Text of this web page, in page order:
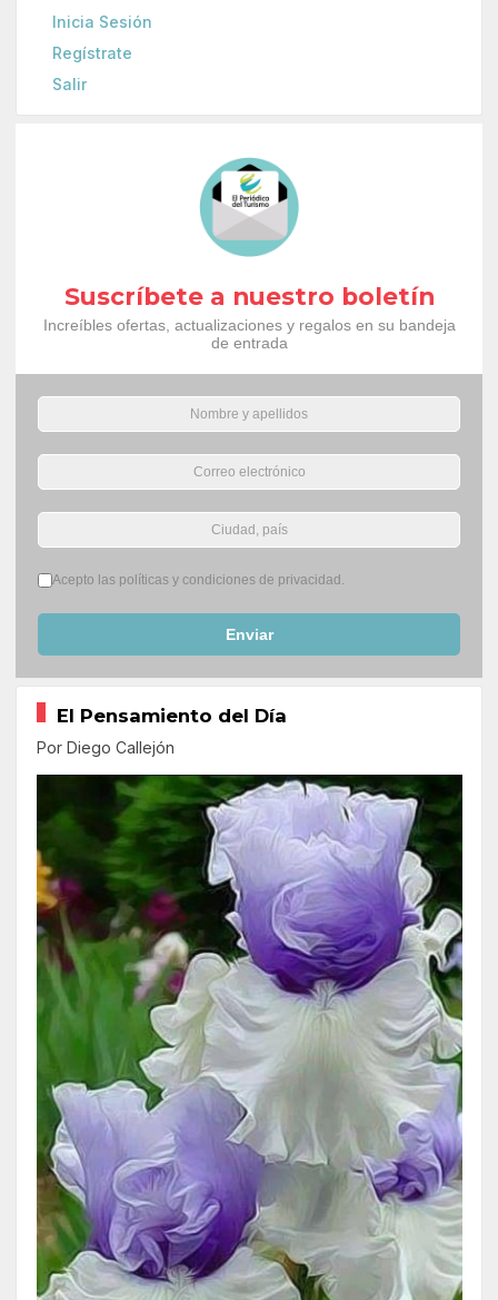
Inicia Sesión
Regístrate
Salir
Suscríbete a nuestro boletín
Increíbles ofertas, actualizaciones y regalos en su bandeja
de entrada
Términos del servicio*
Acepto las políticas y condiciones de privacidad.
Enviar
El Pensamiento del Día
Por Diego Callejón